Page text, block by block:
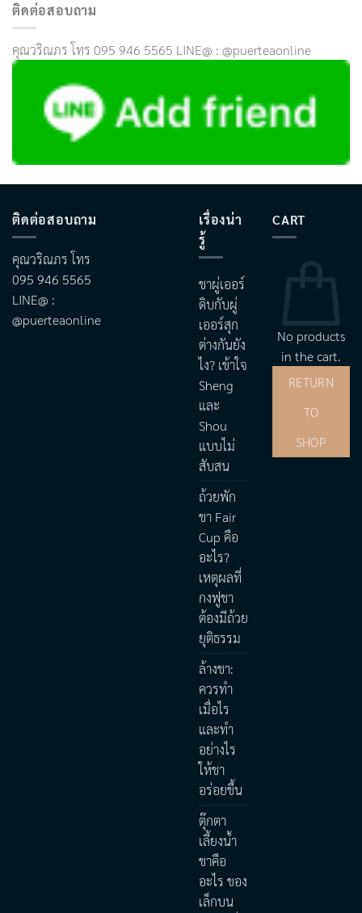
ติดต่อสอบถาม
คุณวริณภร โทร 095 946 5565 LINE@ : @puerteaonline
ติดต่อสอบถาม
คุณวริณภร โทร
095 946 5565
LINE@ :
@puerteaonline
เรื่องน่า
รู้
ชาผู่เออร์
ดิบกับผู่
เออร์สุก
ต่างกันยัง
ไง? เข้าใจ
Sheng
และ
Shou
แบบไม่
สับสน
ถ้วยพัก
ชา Fair
Cup คือ
อะไร?
เหตุผลที่
กงฟูชา
ต้องมีถ้วย
ยุติธรรม
ล้างชา:
ควรทำ
เมื่อไร
และทำ
อย่างไร
ให้ชา
อร่อยขึ้น
ตุ๊กตา
เลี้ยงน้ำ
ชาคือ
อะไร ของ
เล็กบน
CART
No products
in the cart.
RETURN
TO
SHOP